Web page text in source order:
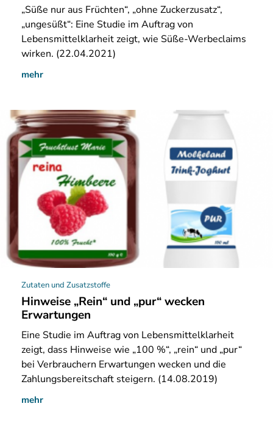
„Süße nur aus Früchten“, „ohne Zuckerzusatz“,
„ungesüßt“: Eine Studie im Auftrag von
Lebensmittelklarheit zeigt, wie Süße-Werbeclaims
wirken. (22.04.2021)
mehr
Zutaten und Zusatzstoffe
Hinweise „Rein“ und „pur“ wecken
Erwartungen
Eine Studie im Auftrag von Lebensmittelklarheit
zeigt, dass Hinweise wie „100 %“, „rein“ und „pur“
bei Verbrauchern Erwartungen wecken und die
Zahlungsbereitschaft steigern. (14.08.2019)
mehr